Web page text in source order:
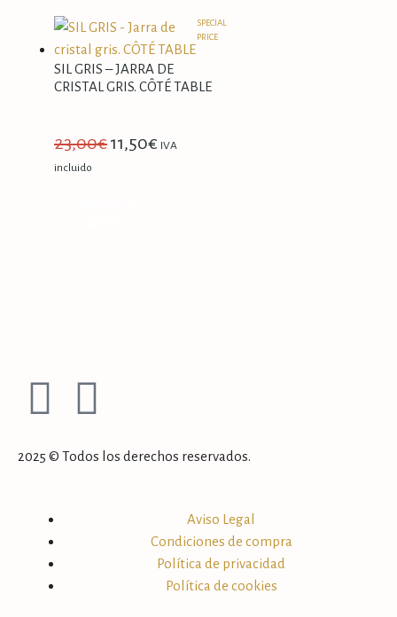
SPECIAL
PRICE
SIL GRIS – JARRA DE
CRISTAL GRIS. CÔTÉ TABLE
23,00€11,50€ IVA
incluido
2025 © Todos los derechos reservados.
Aviso Legal
Condiciones de compra
Política de privacidad
Política de cookies